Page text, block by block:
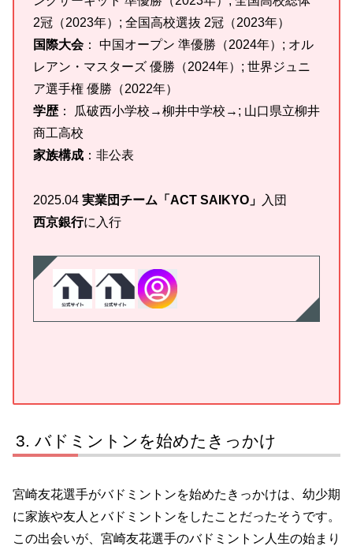
2冠（2023年）; 全国高校選抜 2冠（2023年）
国際大会： 中国オープン 準優勝（2024年）; オル
レアン・マスターズ 優勝（2024年）; 世界ジュニ
ア選手権 優勝（2022年）
学歴： 瓜破西小学校→柳井中学校→; 山口県立柳井
商工高校
家族構成 ：非公表
2025.04 実業団チーム「ACT SAIKYO」
入団
西京銀行に入行
バドミントンを始めたきっかけ
宮崎友花選手がバドミントンを始めたきっかけは、幼少期
に家族や友人とバドミントンをしたことだったそうです。
この出会いが、宮崎友花選手のバドミントン人生の始まり